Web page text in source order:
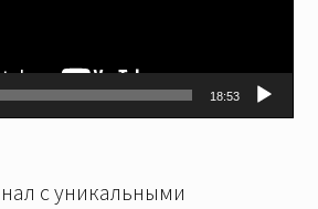
18:53
с уникальными